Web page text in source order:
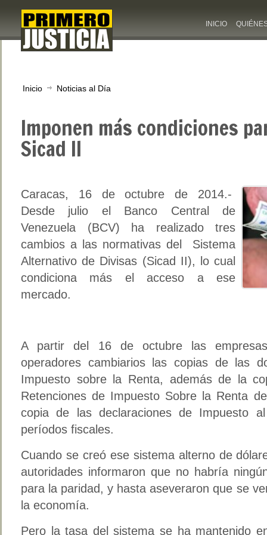
INICIO
Inicio Noticias al Día
Imponen más condiciones
Sicad II
Caracas, 16 de octubre de 2014.-
Desde julio el Banco Central de
Venezuela (BCV) ha realizado tres
cambios a las normativas del Sistema
Alternativo de Divisas (Sicad II), lo cual
condiciona más el acceso a ese
mercado.
A partir del 16 de octubre las
operadores cambiarios las copias de las
Impuesto sobre la Renta, además de la
Retenciones de Impuesto Sobre la Renta
copia de las declaraciones de Impuesto
períodos fiscales.
Cuando se creó ese sistema alterno de
autoridades informaron que no habría
para la paridad, y hasta aseveraron que se
la economía.
Pero la tasa del sistema se ha mantenido